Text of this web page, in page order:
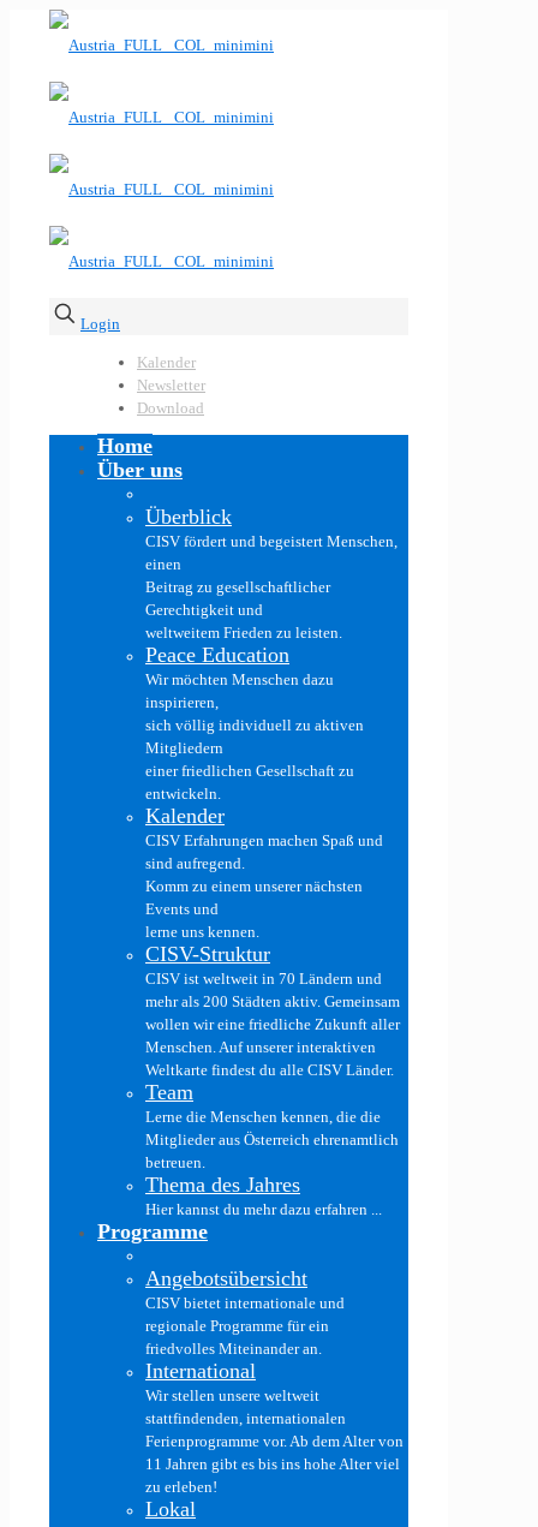
Login
Kalender
Newsletter
Download
Home
Über uns
Überblick
CISV fördert und begeistert Menschen,
einen
Beitrag zu gesellschaftlicher
Gerechtigkeit und
weltweitem Frieden zu leisten.
Peace Education
Wir möchten Menschen dazu
inspirieren,
sich völlig individuell zu aktiven
Mitgliedern
einer friedlichen Gesellschaft zu
entwickeln.
Kalender
CISV Erfahrungen machen Spaß und
sind aufregend.
Komm zu einem unserer nächsten
Events und
lerne uns kennen.
CISV-Struktur
CISV ist weltweit in 70 Ländern und
mehr als 200 Städten aktiv. Gemeinsam
wollen wir eine friedliche Zukunft aller
Menschen. Auf unserer interaktiven
Weltkarte findest du alle CISV Länder.
Team
Lerne die Menschen kennen, die die
Mitglieder aus Österreich ehrenamtlich
betreuen.
Thema des Jahres
Hier kannst du mehr dazu erfahren ...
Programme
Angebotsübersicht
CISV bietet internationale und
regionale Programme für ein
friedvolles Miteinander an.
International
Wir stellen unsere weltweit
stattfindenden, internationalen
Ferienprogramme vor. Ab dem Alter von
11 Jahren gibt es bis ins hohe Alter viel
zu erleben!
Lokal